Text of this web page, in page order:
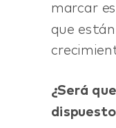
marcar
que
¿Será